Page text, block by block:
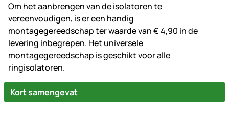
Om het aanbrengen van de isolatoren te
vereenvoudigen, is er een handig
montagegereedschap ter waarde van € 4,90 in de
levering inbegrepen. Het universele
montagegereedschap is geschikt voor alle
ringisolatoren.
Kort samengevat